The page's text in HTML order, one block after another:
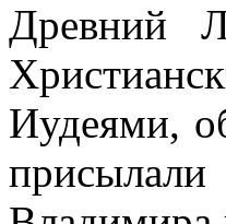
Древний
Иудеями,